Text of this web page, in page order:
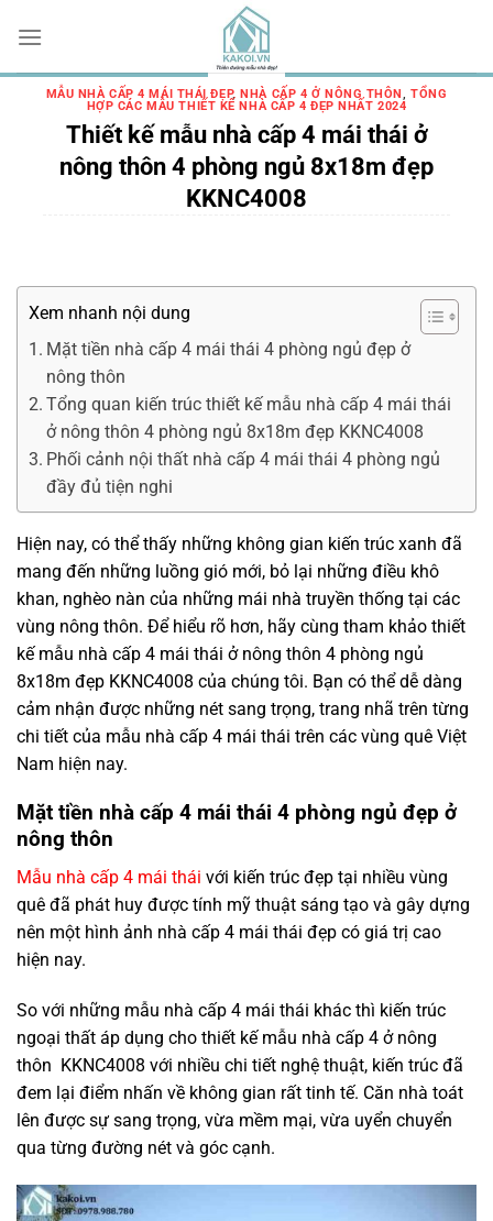
đến
nội
MẪU NHÀ CẤP 4 MÁI THÁI ĐẸP,NHÀ CẤP 4 Ở NÔNG THÔN,TỔNG
HỢP CÁC MẪU THIẾT KẾ NHÀ CẤP 4 ĐẸP NHẤT 2024
Thiết kế mẫu nhà cấp 4 mái thái ở
nông thôn 4 phòng ngủ 8x18m đẹp
KKNC4008
Xem nhanh nội dung
Mặt tiền nhà cấp 4 mái thái 4 phòng ngủ đẹp ở
nông thôn
Tổng quan kiến trúc thiết kế mẫu nhà cấp 4 mái thái
ở nông thôn 4 phòng ngủ 8x18m đẹp KKNC4008
Phối cảnh nội thất nhà cấp 4 mái thái 4 phòng ngủ
đầy đủ tiện nghi
Hiện nay, có thể thấy những không gian kiến trúc xanh đã
mang đến những luồng gió mới, bỏ lại những điều khô
khan, nghèo nàn của những mái nhà truyền thống tại các
vùng nông thôn. Để hiểu rõ hơn, hãy cùng tham khảo thiết
kế mẫu nhà cấp 4 mái thái ở nông thôn 4 phòng ngủ
8x18m đẹp KKNC4008 của chúng tôi. Bạn có thể dễ dàng
cảm nhận được những nét sang trọng, trang nhã trên từng
chi tiết của mẫu nhà cấp 4 mái thái trên các vùng quê Việt
Nam hiện nay.
Mặt tiền nhà cấp 4 mái thái 4 phòng ngủ đẹp ở
nông thôn
Mẫu nhà cấp 4 mái thái với kiến trúc đẹp tại nhiều vùng
quê đã phát huy được tính mỹ thuật sáng tạo và gây dựng
nên một hình ảnh nhà cấp 4 mái thái đẹp có giá trị cao
hiện nay.
So với những mẫu nhà cấp 4 mái thái khác thì kiến trúc
ngoại thất áp dụng cho thiết kế mẫu nhà cấp 4 ở nông
thôn KKNC4008 với nhiều chi tiết nghệ thuật, kiến trúc đã
đem lại điểm nhấn về không gian rất tinh tế. Căn nhà toát
lên được sự sang trọng, vừa mềm mại, vừa uyển chuyển
qua từng đường nét và góc cạnh.